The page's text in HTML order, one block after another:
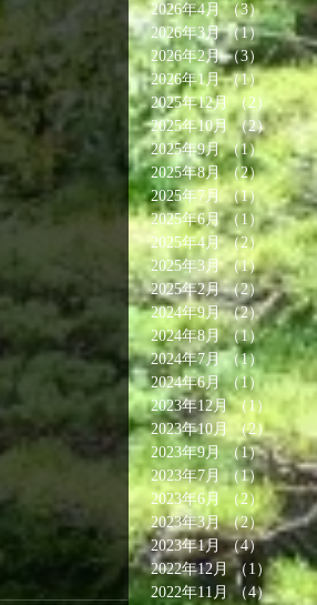
2026年4月 （3）3件の
2026年3月 （1）1件の
2026年2月 （3）3件の
2026年1月 （1）1件の記
2025年12月 （2）2件の
2025年10月 （2） 2件の
2025年9月 （1） 1件の
2025年8月 （2）2件の
2025年7月
（1） 1件の
2025年6月 （1）1件の
2025年4月 （2）2件の
2025年3月 （1）1件の
2025年2月 （2）2件の
2024年9月 （2）2件の記
2024年8月 （1）1件の
2024年7月
（1）1件の
2024年6月 （1） 1件の記
2023年12月 （1）
1件の
2023年10月
（2）2件の
2023年9月 （1）1件の
2023年7月 （1）1件の
2023年6月 （2） 2件の
2023年3月 （2）2件の記
2023年1月 （4）4件の記
2022年12月 （1）1件の
2022年11月 （4）4件の